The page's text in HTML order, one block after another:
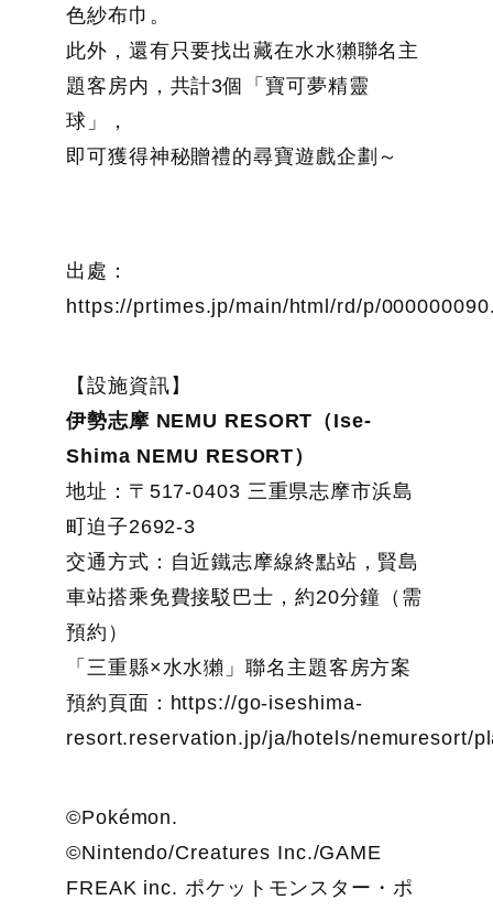
色紗布巾。
此外，還有只要找出藏在水水獺聯名主
題客房内，共計3個「寶可夢精靈
球」，
即可獲得神秘贈禮的尋寶遊戲企劃～
出處：
https://prtimes.jp/main/html/rd/p/
【設施資訊】
伊勢志摩 NEMU RESORT（Ise-
Shima NEMU RESORT）
地址：〒517-0403 三重県志摩市浜島
町迫子2692-3
交通方式：自近鐵志摩線終點站，賢島
車站搭乘免費接駁巴士，約20分鐘（需
預約）
「三重縣×水水獺」聯名主題客房方案
預約頁面：https://go-iseshima-
resort.reservation.jp/ja/hotels/nemuresort/
©Pokémon.
©Nintendo/Creatures Inc./GAME
FREAK inc. ポケットモンスター・ポ